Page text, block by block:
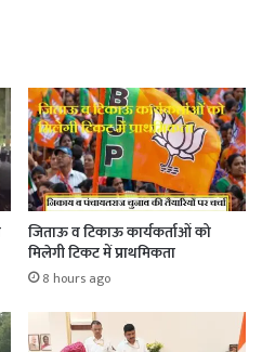
जिताऊ व टिकाऊ कार्यकर्ताओं को
मिलेगी टिकट में प्राथमिकता
8 hours ago